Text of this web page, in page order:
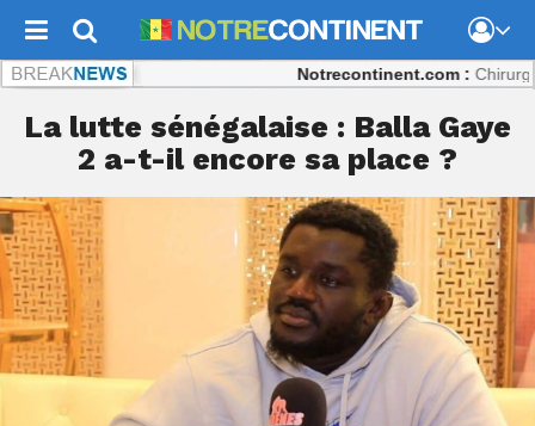
Notrecontinent.com : Chirurgie
La lutte sénégalaise : Balla Gaye
2 a-t-il encore sa place ?